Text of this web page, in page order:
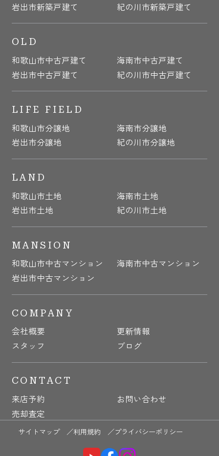
岩出市新築戸建て
紀の川市新築戸建て
OLD
和歌山市中古戸建て
海南市中古戸建て
岩出市中古戸建て
紀の川市中古戸建て
LIFE FIELD
和歌山市分譲地
海南市分譲地
岩出市分譲地
紀の川市分譲地
LAND
和歌山市土地
海南市土地
岩出市土地
紀の川市土地
MANSION
和歌山市中古マンション
海南市中古マンション
岩出市中古マンション
COMPANY
会社概要
更新情報
スタッフ
ブログ
CONTACT
来店予約
お問い合わせ
売却査定
サイトマップ ／利用規約 ／プライバシーポリシー